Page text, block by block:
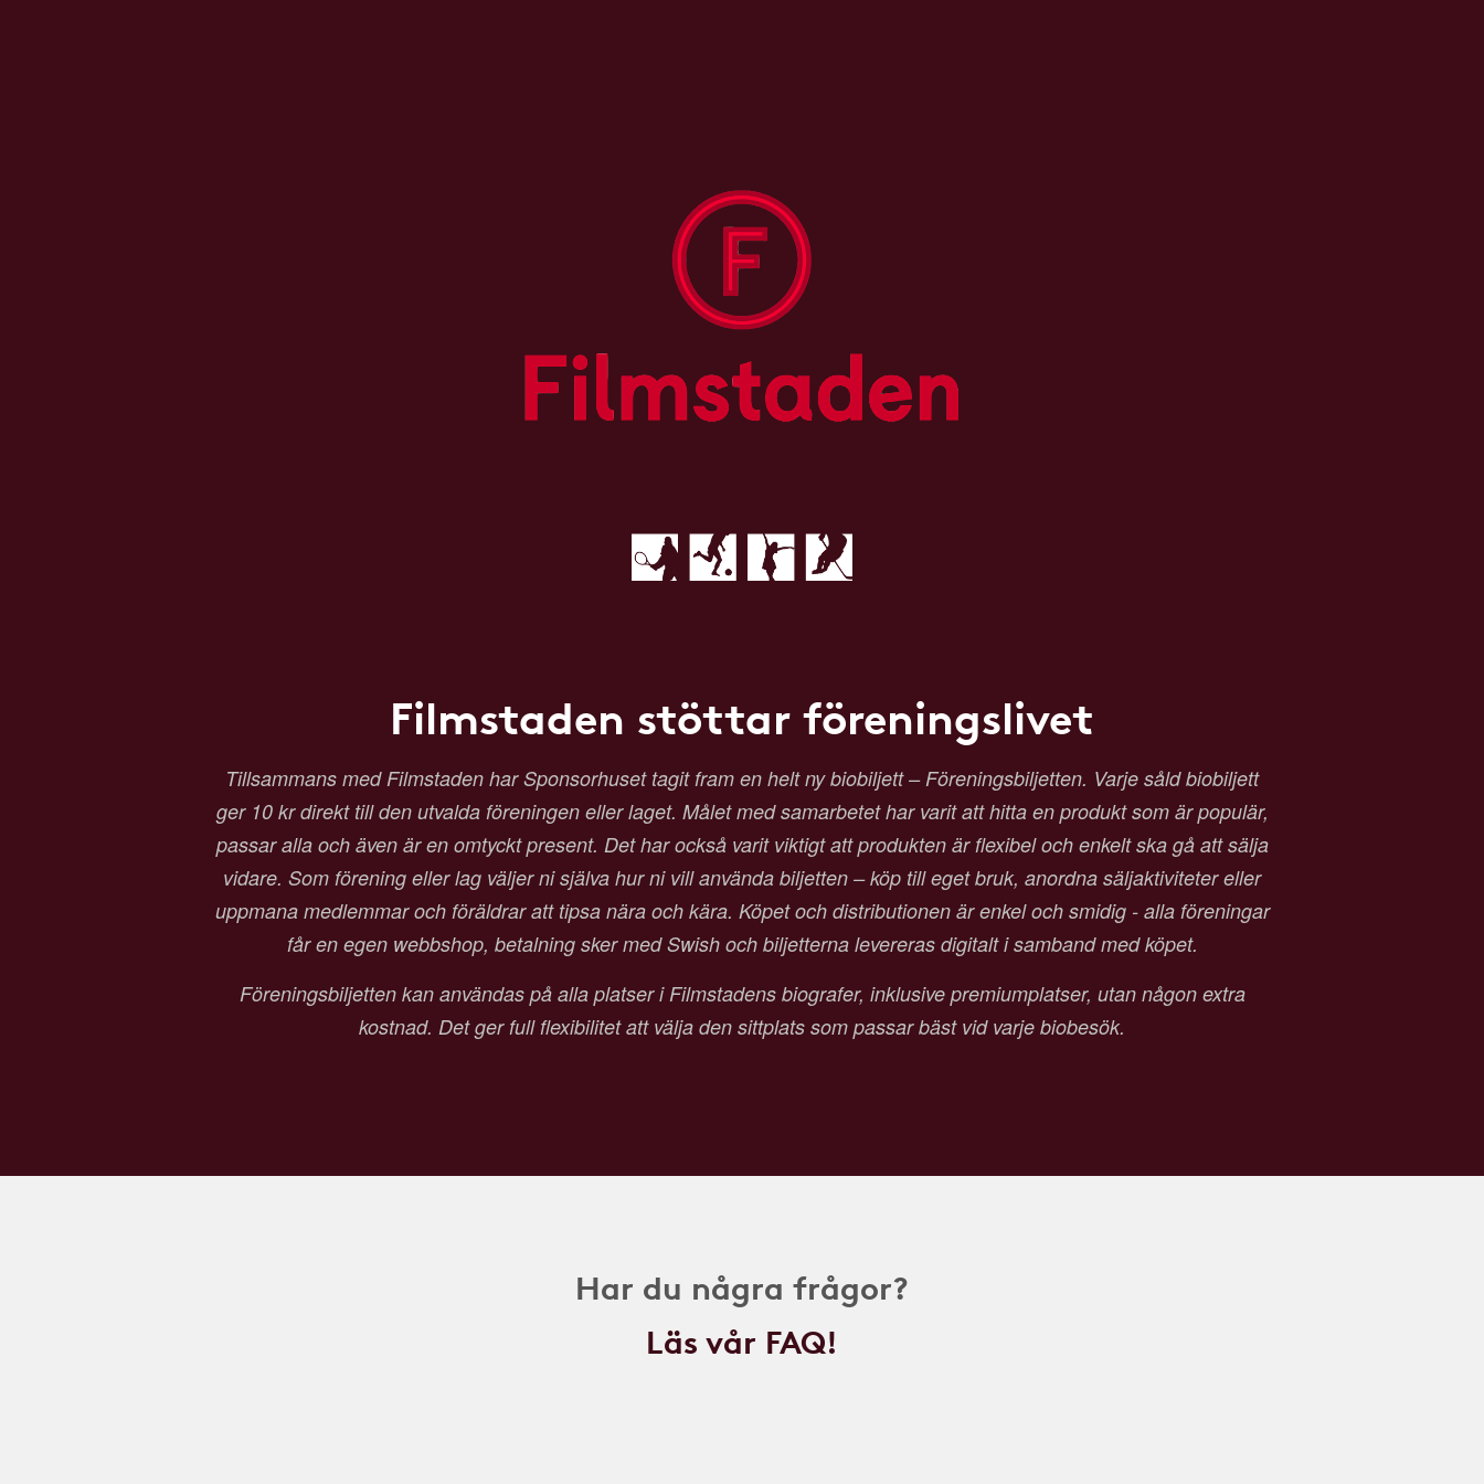
Filmstaden stöttar föreningslivet
Tillsammans med Filmstaden har Sponsorhuset tagit fram en helt ny biobiljett – Föreningsbiljetten. Varje såld biobiljett
ger 10 kr direkt till den utvalda föreningen eller laget. Målet med samarbetet har varit att hitta en produkt som är populär,
passar alla och även är en omtyckt present. Det har också varit viktigt att produkten är flexibel och enkelt ska gå att sälja
vidare. Som förening eller lag väljer ni själva hur ni vill använda biljetten – köp till eget bruk, anordna säljaktiviteter eller
uppmana medlemmar och föräldrar att tipsa nära och kära. Köpet och distributionen är enkel och smidig - alla föreningar
får en egen webbshop, betalning sker med Swish och biljetterna levereras digitalt i samband med köpet.
Föreningsbiljetten kan användas på alla platser i Filmstadens biografer, inklusive premiumplatser, utan någon extra
kostnad. Det ger full flexibilitet att välja den sittplats som passar bäst vid varje biobesök.
Har du några frågor?
Läs vår FAQ!